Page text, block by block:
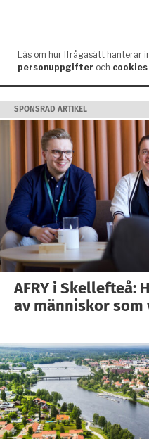
SPONSRAD ARTIKEL
AFRY i Skellefteå:
av människor